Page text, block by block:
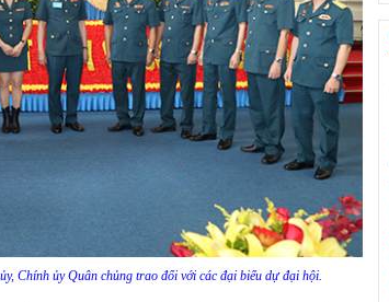
Chính ủy Quân chủng trao đổi với các đại biểu dự đại hội.